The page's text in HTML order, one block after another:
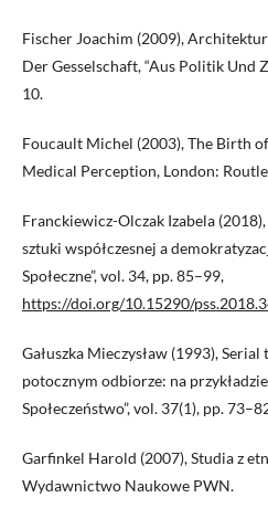
Fischer Joachim (2009),
Der Gesselschaft, “Aus Politik Und
10.
Foucault Michel (2003), The Birth
Medical Perception, London:
Franckiewicz-Olczak Izabela
sztuki współczesnej a
Społeczne”, vol. 34, pp. 85–99,
https://doi.org/10.15290/
Gałuszka Mieczysław (1993),
potocznym odbiorze: na
Społeczeństwo”, vol. 37(1), pp.
Garfinkel Harold (2007), Studia z
Wydawnictwo Naukowe PWN.